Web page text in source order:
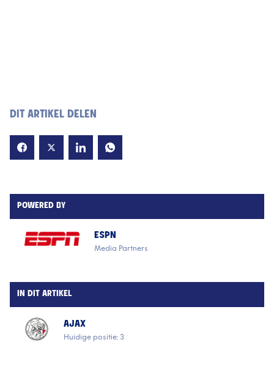
DIT ARTIKEL DELEN
POWERED BY
ESPN
Media Partners
IN DIT ARTIKEL
AJAX
Huidige positie: 3